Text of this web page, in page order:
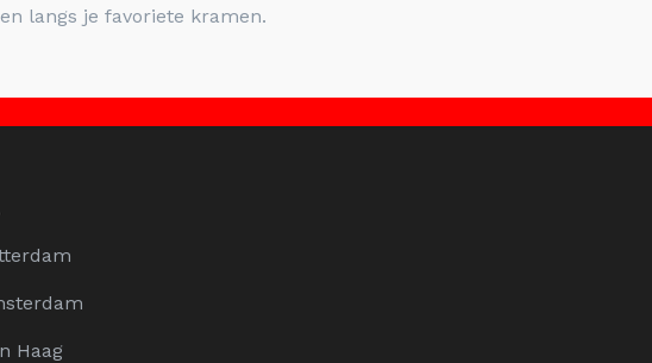
langs je favoriete kramen.
Haag